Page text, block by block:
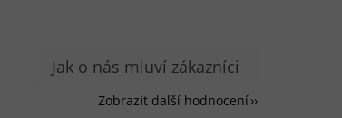
Zobrazit další hodnocení